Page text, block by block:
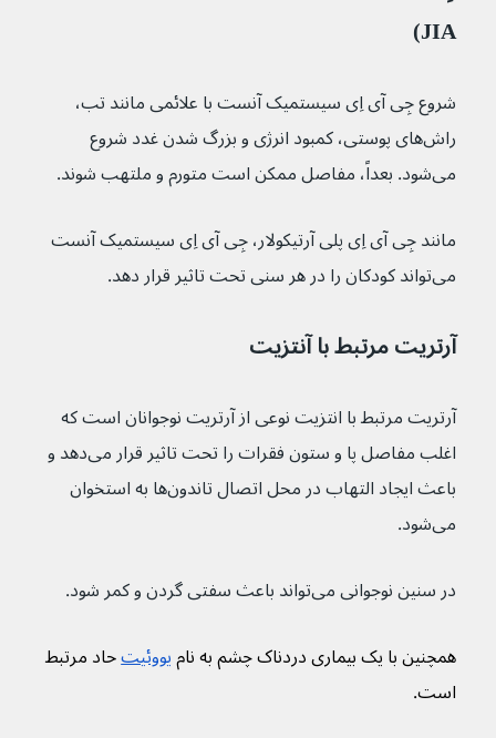
JIA)
شروع جِی‌‌ آی‌ اِی سیستمیک آنست با علائمی مانند تب،
راش‌‌های پوستی، کمبود انرژی و بزرگ شدن غدد شروع
می‌شود. بعداً، مفاصل ممکن است متورم و ملتهب شوند.
مانند جِی‌‌ آی‌ اِی پلی آرتیکولار، جِی‌‌ آی‌ اِی سیستمیک آنست
می‌تواند کودکان را در هر سنی تحت تاثیر قرار دهد.
آرتریت مرتبط با آنتزیت
آرتریت مرتبط با انتزیت نوعی از آرتریت نوجوانان است که
اغلب مفاصل پا و ستون فقرات را تحت تاثیر قرار می‌دهد و
باعث ایجاد التهاب در محل اتصال تاندون‌ها به استخوان
می‌شود.
در سنین نوجوانی می‌‌‌‌‌‌‌تواند باعث سفتی گردن و کمر شود.
همچنین با یک بیماری دردناک چشم به نام یووئیت حاد مرتبط
است.